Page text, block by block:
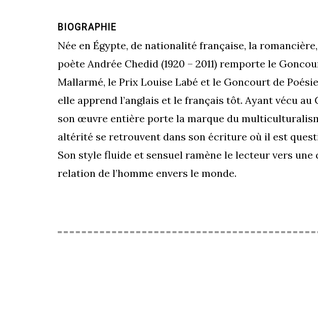
BIOGRAPHIE
Née en Égypte, de nationalité française, la
poète Andrée Chedid (1920 – 2011) remporte le
Mallarmé, le Prix Louise Labé et le Goncourt de
elle apprend l’anglais et le français tôt. Ayant vécu au
son œuvre entière porte la marque du
altérité se retrouvent dans son écriture où il est
Son style fluide et sensuel ramène le lecteur vers une
relation de l’homme envers le monde.